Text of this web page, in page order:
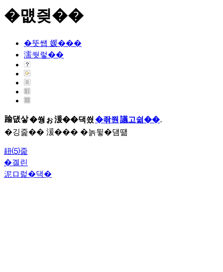
�먮즺��
�뚯썝 媛���
濡쒓렇��
踰덊샇�쒕ぉ湲��댁씠�좎쭨 議고쉶��
�깅줉�� 湲��� �놁뒿�덈떎
紐⑸줉
�곌린
泥ロ럹�댁�